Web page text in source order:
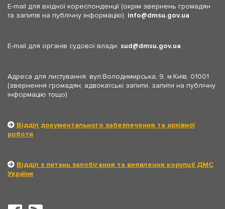
E-mail для вхідної кореспонденції (окрім звернень громадян
та запитів на публічну інформацію): info dmsu.gov.ua
E-mail для органів судової влади: sud dmsu.gov.ua
Адреса для листування: вул.Володимирська, 9, м.Київ, 01001
(звернення громадян, адвокатські запити, запити на публічну
інформацію тощо)
Відділ документального забезпечення та архівної
роботи
Відділ з питань запобігання та виявлення корупції ДМС
України